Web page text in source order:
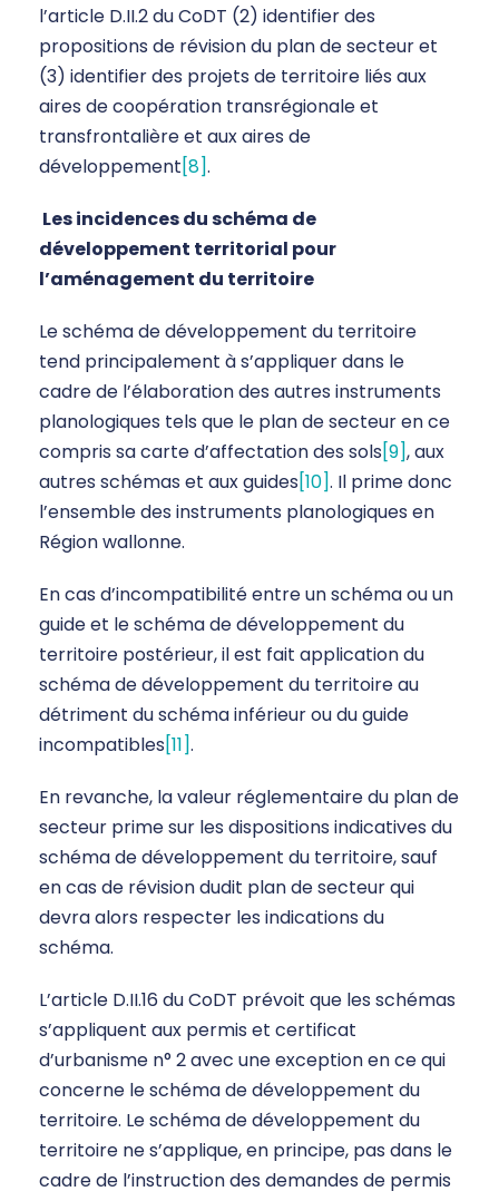
l’article D.II.2 du CoDT (2) identifier des
propositions de révision du plan de secteur et
(3) identifier des projets de territoire liés aux
aires de coopération transrégionale et
transfrontalière et aux aires de
développement[8].
Lesincidences du schéma de
développement territorial pour
l’aménagement du territoire
Le schéma de développement du territoire
tend principalement à s’appliquer dans le
cadre de l’élaboration des autres instruments
planologiques tels que le plan de secteur en ce
compris sa carte d’affectation des sols[9], aux
autres schémas et aux guides[10]. Il prime donc
l’ensemble des instruments planologiques en
Région wallonne.
En cas d’incompatibilité entre un schéma ou un
guide et le schéma de développement du
territoire postérieur, il est fait application du
schéma de développement du territoire au
détriment du schéma inférieur ou du guide
incompatibles[11].
En revanche, la valeur réglementaire du plan de
secteur prime sur les dispositions indicatives du
schéma de développement du territoire, sauf
en cas de révision dudit plan de secteur qui
devra alors respecter les indications du
schéma.
L’article D.II.16 du CoDT prévoit que les schémas
s’appliquent aux permis et certificat
d’urbanisme n° 2 avec une exception en ce qui
concerne le schéma de développement du
territoire. Le schéma de développement du
territoire ne s’applique, en principe, pas dans le
cadre de l’instruction des demandes de permis